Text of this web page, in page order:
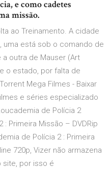
e como cadetes
missão.
ao Treinamento. A cidade
uma está sob o comando de
a outra de Mauser (Art
o estado, por falta de
Mega Filmes - Baixar
e séries especializado
de Polícia 2
Primeira Missão – DVDRip
de Polícia 2 : Primeira
720p, Vizer não armazena
site, por isso é